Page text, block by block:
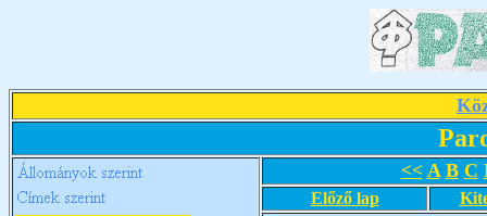
<< A B C
Előző lap